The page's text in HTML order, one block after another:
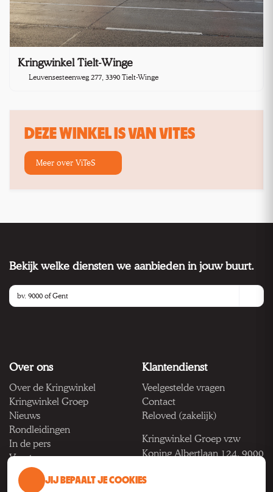
Kringwinkel Tielt-Winge
Leuvensesteenweg 277, 3390 Tielt-Winge
DEZE WINKEL IS VAN VITES
Meer over ViTeS
Bekijk welke diensten we aanbieden in jouw buurt.
Over ons
Over de Kringwinkel
Kringwinkel Groep
Nieuws
Rondleidingen
In de pers
Vacatures
Klantendienst
Veelgestelde vragen
Contact
Reloved (zakelijk)
Kringwinkel Groep vzw
Koning Albertlaan 124, 9000
BTW BE 1033.922.208
JIJ BEPAALT JE COOKIES